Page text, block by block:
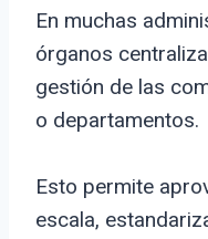
En muchas
órganos
gestión de las
o departamentos.
Esto permite
escala,